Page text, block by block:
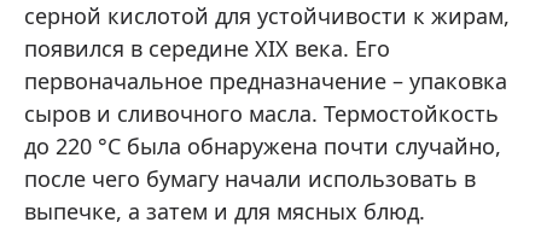
серной кислотой для устойчивости к жирам,
появился в середине XIX века. Его
первоначальное предназначение – упаковка
сыров и сливочного масла. Термостойкость
до 220 °C была обнаружена почти случайно,
после чего бумагу начали использовать в
выпечке, а затем и для мясных блюд.